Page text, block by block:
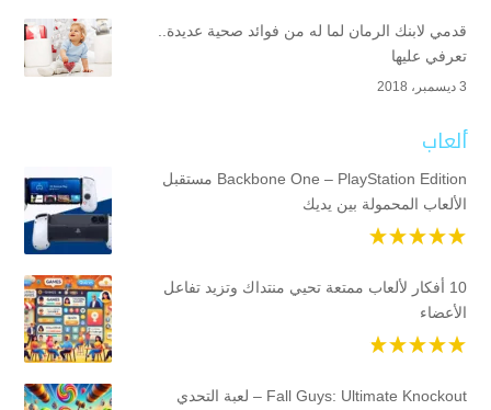
قدمي لابنك الرمان لما له من فوائد صحية عديدة..
تعرفي عليها
3 ديسمبر، 2018
ألعاب
Backbone One – PlayStation Edition مستقبل
الألعاب المحمولة بين يديك
10 أفكار لألعاب ممتعة تحيي منتداك وتزيد تفاعل
الأعضاء
Fall Guys: Ultimate Knockout – لعبة التحدي